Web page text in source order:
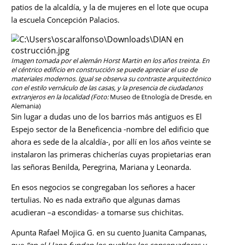
patios de la alcaldía, y la de mujeres en el lote que ocupa
la escuela Concepción Palacios.
Imagen tomada por el alemán Horst Martin en los años treinta. En
el céntrico edificio en construcción se puede apreciar el uso de
materiales modernos. Igual se observa su contraste arquitectónico
con el estilo vernáculo de las casas, y la presencia de ciudadanos
extranjeros en la localidad (Foto:Museo de Etnología de Dresde, en
Alemania)
Sin lugar a dudas uno de los barrios más antiguos es El
Espejo sector de la Beneficencia -nombre del edificio que
ahora es sede de la alcaldía-, por allí en los años veinte se
instalaron las primeras chicherías cuyas propietarias eran
las señoras Benilda, Peregrina, Mariana y Leonarda.
En esos negocios se congregaban los señores a hacer
tertulias. No es nada extraño que algunas damas
acudieran –a escondidas- a tomarse sus chichitas.
Apunta Rafael Mojica G. en su cuento Juanita Campanas,